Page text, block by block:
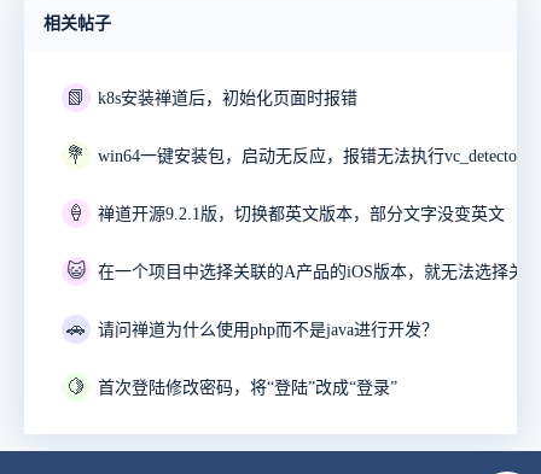
相关帖子
📗 k8s安装禅道后，初始化页面时报错
💐
🍦 禅道开源9.2.1版，切换都英文版本，部分文字没变英文
😺
🚗 请问禅道为什么使用php而不是java进行开发？
🍋 首次登陆修改密码，将“登陆”改成“登录”